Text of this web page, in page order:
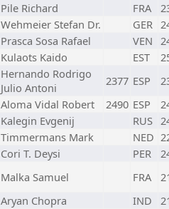
Pile Richard FRA
Wehmeier Stefan Dr. GER
Prasca Sosa Rafael VEN
Kulaots Kaido EST
Hernando Rodrigo
Julio Antoni
2377 ESP
Aloma Vidal Robert 2490 ESP
Kalegin Evgenij RUS
Timmermans Mark NED
Cori T. Deysi PER
Malka Samuel FRA
Aryan Chopra IND